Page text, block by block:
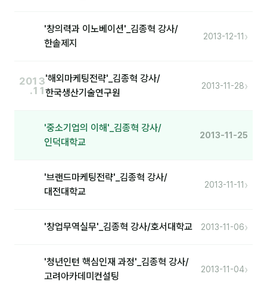
용어사전
트렌드 리포트
칼럼
영상자료실
등급 · 포인트
'창의력과 이노베이션'_김종혁 강사/
한솔제지
2013-12-11 ›
2013
.11
'해외마케팅전략'_김종혁 강사/
한국생산기술연구원
2013-11-28›
'중소기업의 이해'_김종혁 강사/
인덕대학교
2013-11-25
'브랜드마케팅전략'_김종혁 강사/
대전대학교
2013-11-11 ›
'창업무역실무'_김종혁 강사/호서대학교 2013-11-06›
'청년인턴 핵심인재 과정'_김종혁 강사/
고려아카데미컨설팅
2013-11-04›